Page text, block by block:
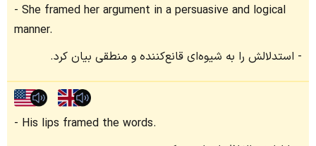
She framed her argument in a persuasive and logical
manner.
استدلالش را به شیوه‌ای قانع‌کننده و منطقی بیان کرد.
His lips framed the words.